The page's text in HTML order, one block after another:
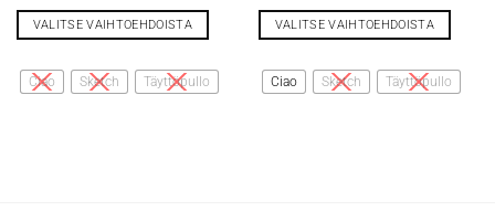
VALITSE VAIHTOEHDOISTA
tuotteella
on
Ciao Sketch Täyttöpullo
VALITSE VAIHTOEHDOISTA
tuotteella
on
Ciao Sketch Täyttöpullo